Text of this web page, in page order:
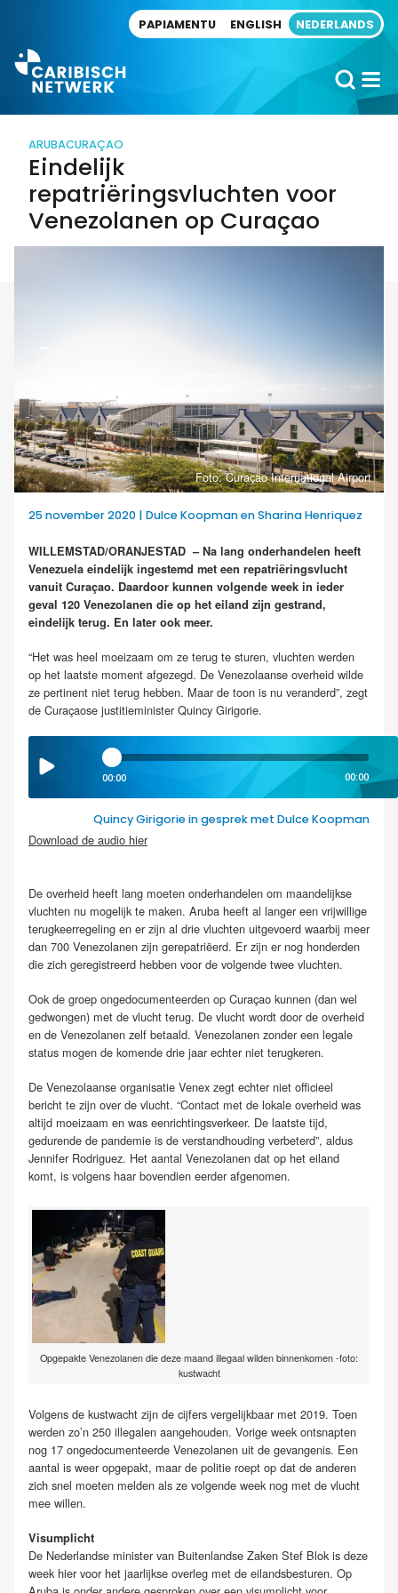
PAPIAMENTU ENGLISH NEDERLANDS
ARUBACURAÇAO
Eindelijk
repatriëringsvluchten voor
Venezolanen op Curaçao
Foto: Curaçao International Airport
25 november 2020 | Dulce Koopman en Sharina Henriquez
WILLEMSTAD/ORANJESTAD – Na lang onderhandelen heeft
Venezuela eindelijk ingestemd met een repatriëringsvlucht
vanuit Curaçao. Daardoor kunnen volgende week in ieder
geval 120 Venezolanen die op het eiland zijn gestrand,
eindelijk terug. En later ook meer.
“Het was heel moeizaam om ze terug te sturen, vluchten werden
op het laatste moment afgezegd. De Venezolaanse overheid wilde
ze pertinent niet terug hebben. Maar de toon is nu veranderd”, zegt
de Curaçaose justitieminister Quincy Girigorie.
00:00 00:00
Quincy Girigorie in gesprek met Dulce Koopman
Download de audio hier
De overheid heeft lang moeten onderhandelen om maandelijkse
vluchten nu mogelijk te maken. Aruba heeft al langer een vrijwillige
terugkeerregeling en er zijn al drie vluchten uitgevoerd waarbij meer
dan 700 Venezolanen zijn gerepatriëerd. Er zijn er nog honderden
die zich geregistreerd hebben voor de volgende twee vluchten.
Ook de groep ongedocumenteerden op Curaçao kunnen (dan wel
gedwongen) met de vlucht terug. De vlucht wordt door de overheid
en de Venezolanen zelf betaald. Venezolanen zonder een legale
status mogen de komende drie jaar echter niet terugkeren.
De Venezolaanse organisatie Venex zegt echter niet officieel
bericht te zijn over de vlucht. “Contact met de lokale overheid was
altijd moeizaam en was eenrichtingsverkeer. De laatste tijd,
gedurende de pandemie is de verstandhouding verbeterd”, aldus
Jennifer Rodriguez. Het aantal Venezolanen dat op het eiland
komt, is volgens haar bovendien eerder afgenomen.
Opgepakte Venezolanen die deze maand illegaal wilden binnenkomen -foto:
kustwacht
Volgens de kustwacht zijn de cijfers vergelijkbaar met 2019. Toen
werden zo’n 250 illegalen aangehouden. Vorige week ontsnapten
nog 17 ongedocumenteerde Venezolanen uit de gevangenis. Een
aantal is weer opgepakt, maar de politie roept op dat de anderen
zich snel moeten melden als ze volgende week nog met de vlucht
mee willen.
Visumplicht
De Nederlandse minister van Buitenlandse Zaken Stef Blok is deze
week hier voor het jaarlijkse overleg met de eilandsbesturen. Op